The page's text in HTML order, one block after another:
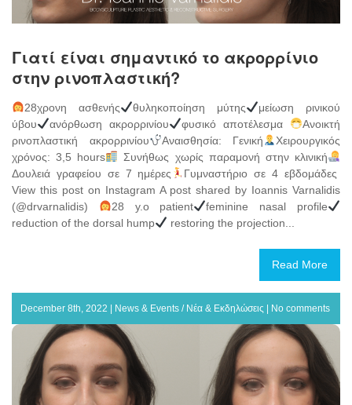
Γιατί είναι σημαντικό το ακρορρίνιο
στην ρινοπλαστική?
28χρονη ασθενής θυληκοποίηση μύτης
μείωση ρινικού
ύβου
ανόρθωση ακρορρινίου φυσικό αποτέλεσμα
Ανοικτή
ρινοπλαστική ακρορρινίου
Αναισθησία: Γενική
Χειρουργικός
χρόνος: 3,5 hours
Συνήθως χωρίς παραμονή στην κλινική
Δουλειά γραφείου σε 7 ημέρες
Γυμναστήριο σε 4 εβδομάδες
View this post on Instagram A post shared by Ioannis Varnalidis
(@drvarnalidis)
28 y.o patient
feminine nasal profile
reduction of the dorsal hump
restoring the projection...
Read More
December 8th, 2022 | News & Events / Νέα & Εκδηλώσεις | No comments